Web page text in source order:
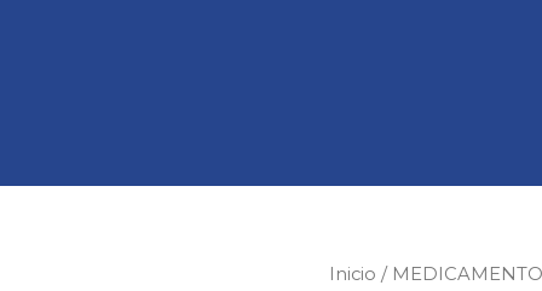
Inicio /
ADVIL